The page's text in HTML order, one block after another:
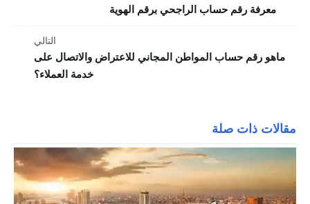
معرفة رقم حساب الراجحي برقم الهوية
التالي
ماهو رقم حساب المواطن المجاني للاعتراض والاتصال على
خدمة العملاء؟
مقالات ذات صلة